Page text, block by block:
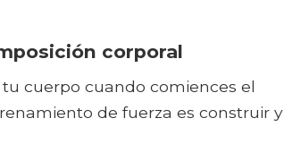
corporal
cuerpo cuando comiences el
de fuerza es construir y